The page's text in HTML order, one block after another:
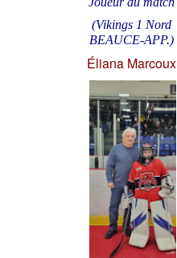
(Vikings 1 Nord
BEAUCE-APP.)
Éliana Marcoux